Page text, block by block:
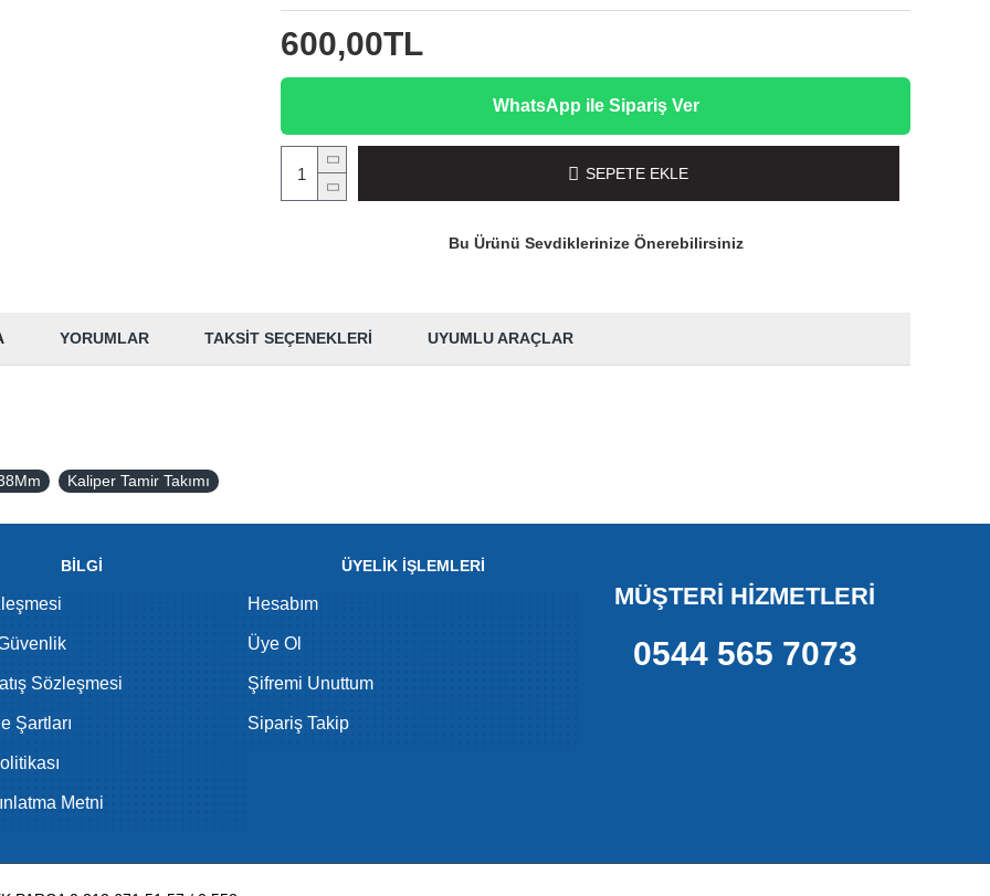
600,00TL
WhatsApp ile Sipariş Ver
SEPETE EKLE
Bu Ürünü Sevdiklerinize Önerebilirsiniz
YORUMLAR TAKSIT SEÇENEKLERI UYUMLU ARAÇLAR
Kaliper Tamir Takımı
BİLGİ
Sözleşmesi
Şartları
Metni
ÜYELİK İŞLEMLERİ
Hesabım
Üye Ol
Şifremi Unuttum
Sipariş Takip
MÜŞTERİ HİZMETLERİ
0544 565 7073